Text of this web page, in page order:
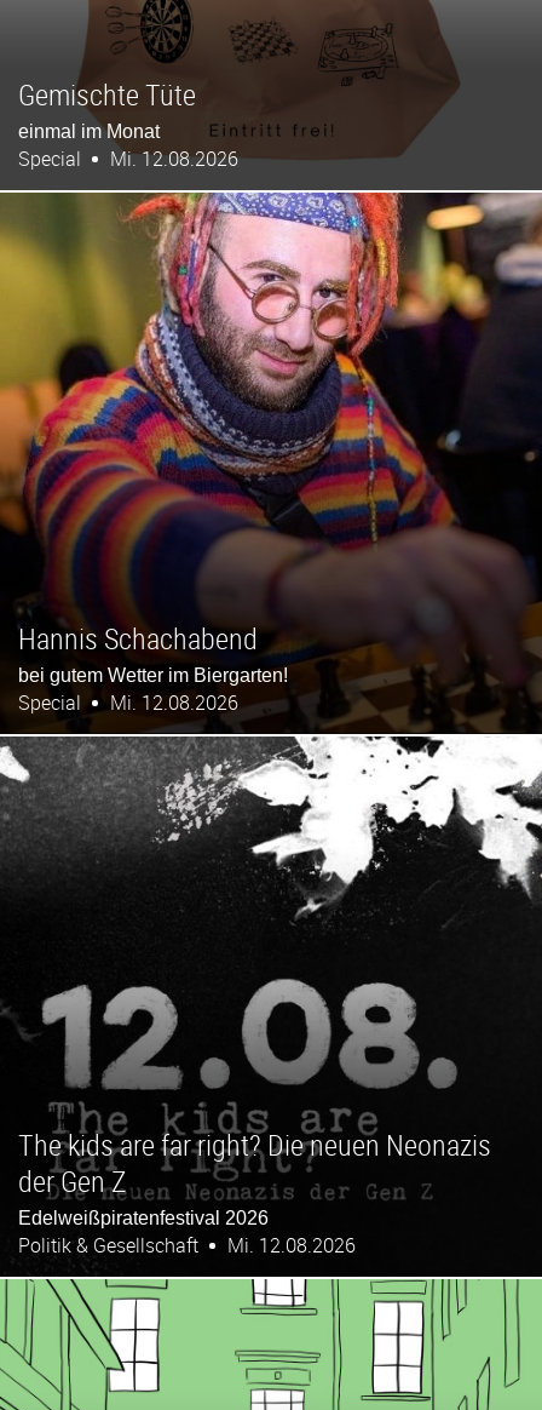
Gemischte Tüte
einmal im Monat
Special Mi. 12.08.2026
Hannis Schachabend
bei gutem Wetter im Biergarten!
Special Mi. 12.08.2026
The kids are far right? Die neuen Neonazis
der Gen Z
Edelweißpiratenfestival 2026
Politik & Gesellschaft Mi. 12.08.2026